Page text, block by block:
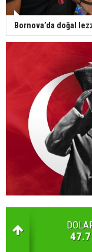
Bornova’da doğal
47.7